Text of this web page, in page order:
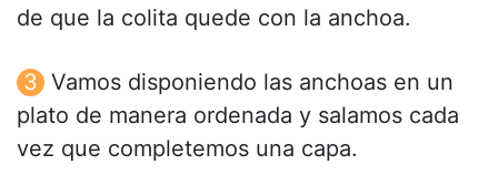
de que la colita quede con la anchoa.
Vamos disponiendo las anchoas en un
plato de manera ordenada y salamos cada
vez que completemos una capa.